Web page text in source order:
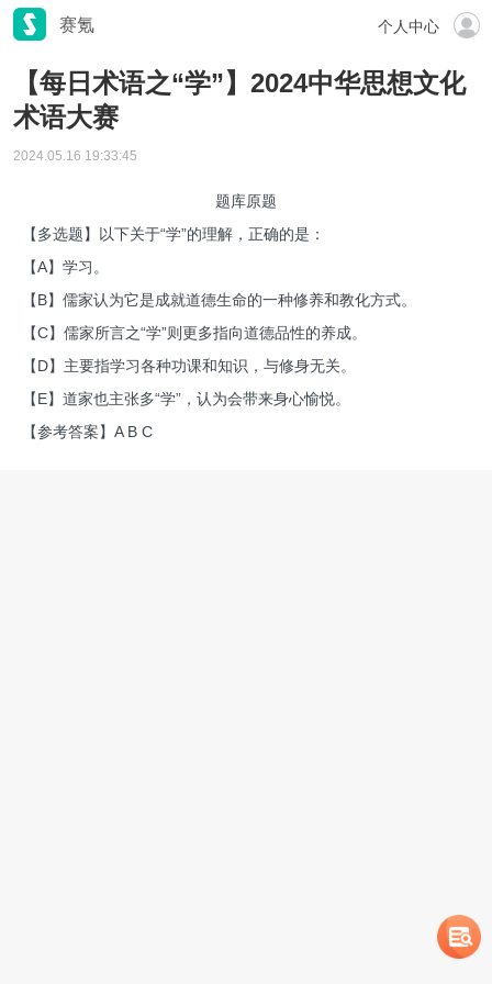
赛氪 个人中心
【每日术语之“学”】2024中华思想文化
术语大赛
2024.05.16 19:33:45
题库原题
【多选题】以下关于“学”的理解，正确的是：
【A】学习。
【B】儒家认为它是成就道德生命的一种修养和教化方式。
【C】儒家所言之“学”则更多指向道德品性的养成。
【D】主要指学习各种功课和知识，与修身无关。
【E】道家也主张多“学”，认为会带来身心愉悦。
【参考答案】A B C